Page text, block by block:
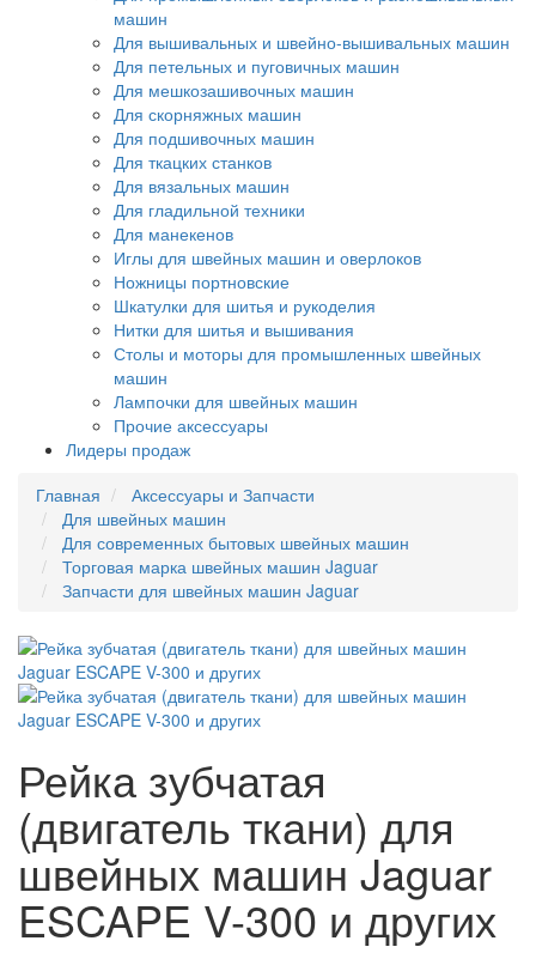
машин
Для вышивальных и швейно-вышивальных машин
Для петельных и пуговичных машин
Для мешкозашивочных машин
Для скорняжных машин
Для подшивочных машин
Для ткацких станков
Для вязальных машин
Для гладильной техники
Для манекенов
Иглы для швейных машин и оверлоков
Ножницы портновские
Шкатулки для шитья и рукоделия
Нитки для шитья и вышивания
Столы и моторы для промышленных швейных
машин
Лампочки для швейных машин
Прочие аксессуары
Лидеры продаж
Главная
Аксессуары и Запчасти
Для швейных машин
Для современных бытовых швейных машин
Торговая марка швейных машин Jaguar
Запчасти для швейных машин Jaguar
Рейка зубчатая
(двигатель ткани) для
швейных машин Jaguar
ESCAPE V-300 и других